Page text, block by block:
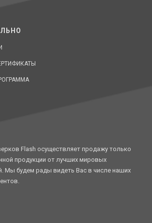
Flash осуществляет продажу только
продукции от лучших мировых
Мы будем рады видеть Вас в числе наших